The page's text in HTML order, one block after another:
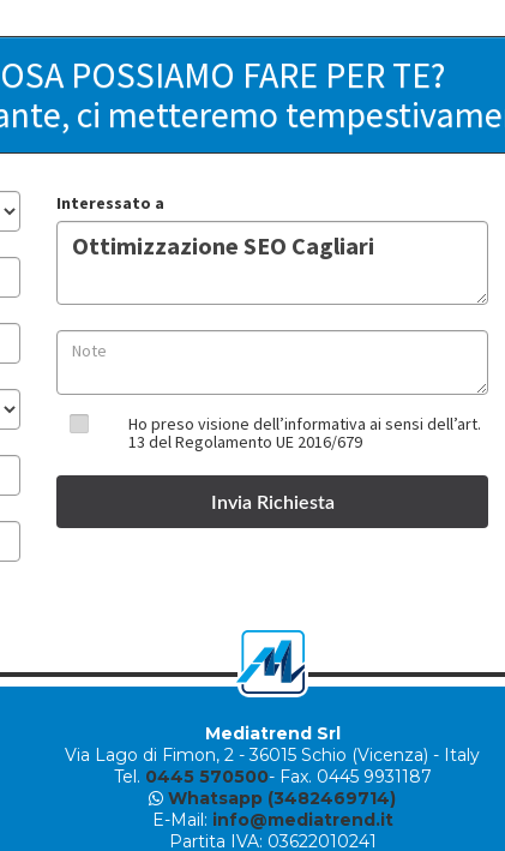
POSSIAMO FARE PER TE?
ci metteremo
Interessato a
Ho preso visione dell’informativa ai sensi dell’art.
13 del Regolamento UE 2016/679
Mediatrend Srl
Via Lago di Fimon, 2 - 36015 Schio (Vicenza) - Italy
Tel. 0445 570500- Fax. 0445 9931187
Whatsapp (3482469714)
E-Mail: info@mediatrend.it
Partita IVA: 03622010241